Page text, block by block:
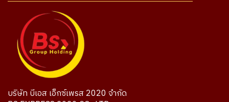
บริษัท บีเอส เอ็กซ์เพรส 2020 จำกัด